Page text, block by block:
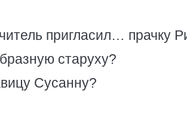
пригласил… прачку
старуху?
Сусанну?